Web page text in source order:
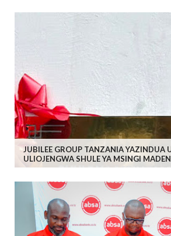
JUBILEE GROUP TANZANIA YAZINDUA
ULIOJENGWA SHULE YA MSINGI